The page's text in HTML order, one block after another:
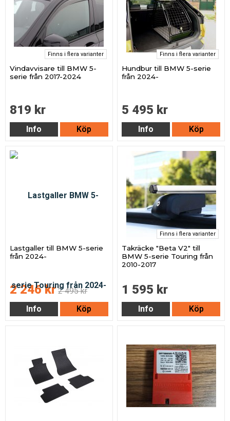
Finns i flera varianter
Vindavvisare till BMW 5-
serie från 2017-2024
819 kr
Info Köp
Finns i flera varianter
Hundbur till BMW 5-serie
från 2024-
5 495 kr
Info Köp
Lastgaller till BMW 5-serie
från 2024-
2 246 kr 2 495 kr
Info
Köp
Finns i flera varianter
Takräcke "Beta V2" till
BMW 5-serie Touring från
2010-2017
1 595 kr
Info Köp